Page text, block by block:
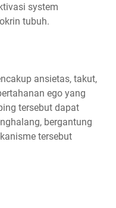
system
tubuh.
ansietas, takut,
ego yang
tersebut dapat
bergantung
tersebut